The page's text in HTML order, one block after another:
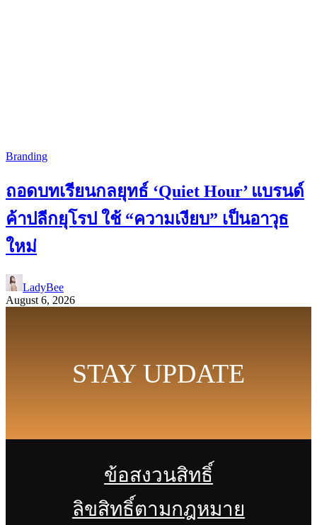
Branding
ถอดบทเรียนกลยุทธ์ ‘Quiet Hour’ แบรนด์
ค้าปลีกยุโรป ใช้ “ความเงียบ” เป็นอาวุธ
ใหม่
LadyBee
August 6, 2026
STAY UPDATE
ข้อสงวนสิทธิ์
ลิขสิทธิ์ตามกฎหมาย